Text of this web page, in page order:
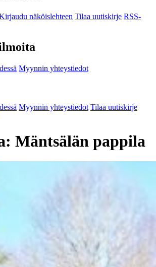
näköislehteen Tilaa uutiskirje RSS-
Myynnin yhteystiedot
Myynnin yhteystiedot Tilaa uutiskirje
Mäntsälän pappila